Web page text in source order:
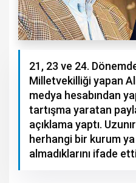
21, 23 ve 24.
Milletvekilliği yapan
medya hesabından
tartışma yaratan
açıklama yaptı.
herhangi bir kurum
almadıklarını ifade